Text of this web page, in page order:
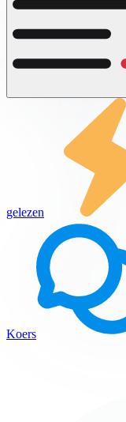
gelezen
Koers